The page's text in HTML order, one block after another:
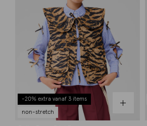
-20% extra vanaf 3 items
non-stretch